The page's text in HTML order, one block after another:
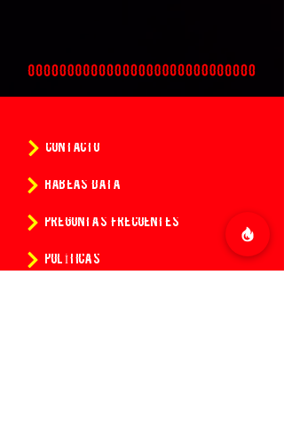
CONTACTO
HABEAS DATA
PREGUNTAS FRECUENTES
POLÍTICAS